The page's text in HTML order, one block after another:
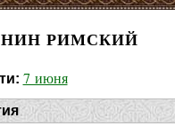
РИМСКИЙ
7 июня